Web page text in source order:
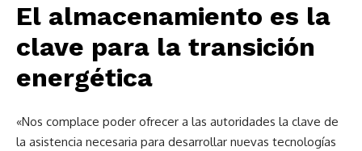
El almacenamiento es la
clave para la transición
energética
«Nos complace poder ofrecer a las autoridades la clave de
la asistencia necesaria para desarrollar nuevas tecnologías